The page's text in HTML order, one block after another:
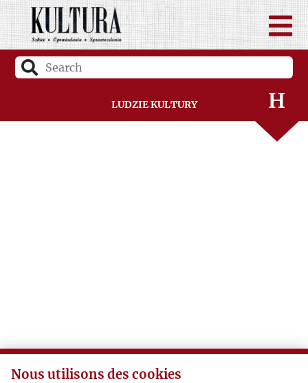
Ludzie Kultury
F
G
H
I
Nous utilisons des cookies